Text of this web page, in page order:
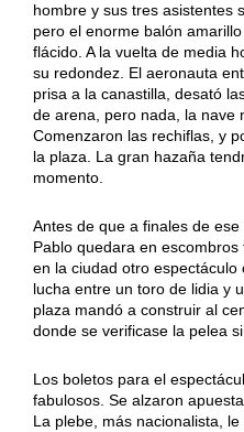
hombre y sus tres asistentes
pero el enorme balón
flácido. A la vuelta de media
su redondez. El aeronauta
prisa a la canastilla, desató
de arena, pero nada, la nave
Comenzaron las rechiflas, y
la plaza. La gran hazaña
momento.
Antes de que a finales de
Pablo quedara en
en la ciudad otro
lucha entre un toro de lidia y
plaza mandó a construir al
donde se verificase la pelea
Los boletos para el
fabulosos. Se alzaron
La plebe, más nacionalista,